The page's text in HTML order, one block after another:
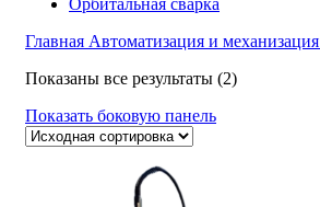
Орбитальная сварка
Главная Автоматизация и механизация
Показаны все результаты (2)
Показать боковую панель